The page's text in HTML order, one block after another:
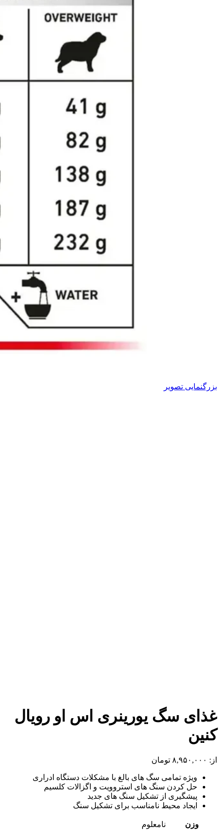
بزرگنمایی تصویر
غذای سگ یورینری اس او رویال
کنین
از: ۸,۹۵۰,۰۰۰ تومان
ویژه تمامی سگ های بالغ با مشکلات دستگاه ادراری
حل کردن سنگ های استروویت و اگزالات کلسیم
پیشگیری از تشکیل سنگ های جدید
ایجاد محیط نامناسب برای تشکیل سنگ
وزن نامعلوم